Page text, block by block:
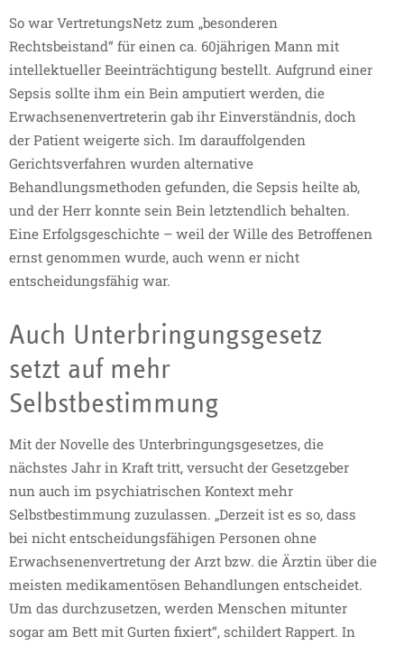
So war VertretungsNetz zum „besonderen
Rechtsbeistand“ für einen ca. 60jährigen Mann mit
intellektueller Beeinträchtigung bestellt. Aufgrund einer
Sepsis sollte ihm ein Bein amputiert werden, die
Erwachsenenvertreterin gab ihr Einverständnis, doch
der Patient weigerte sich. Im darauffolgenden
Gerichtsverfahren wurden alternative
Behandlungsmethoden gefunden, die Sepsis heilte ab,
und der Herr konnte sein Bein letztendlich behalten.
Eine Erfolgsgeschichte – weil der Wille des Betroffenen
ernst genommen wurde, auch wenn er nicht
entscheidungsfähig war.
Auch Unterbringungsgesetz
setzt auf mehr
Selbstbestimmung
Mit der Novelle des Unterbringungsgesetzes, die
nächstes Jahr in Kraft tritt, versucht der Gesetzgeber
nun auch im psychiatrischen Kontext mehr
Selbstbestimmung zuzulassen. „Derzeit ist es so, dass
bei nicht entscheidungsfähigen Personen ohne
Erwachsenenvertretung der Arzt bzw. die Ärztin über die
meisten medikamentösen Behandlungen entscheidet.
Um das durchzusetzen, werden Menschen mitunter
sogar am Bett mit Gurten fixiert“, schildert Rappert. In